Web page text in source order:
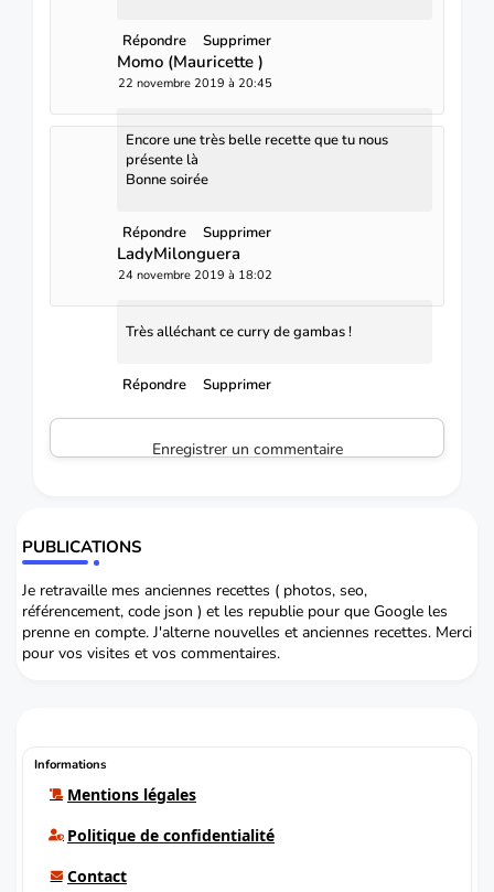
Répondre Supprimer
Momo (Mauricette )
22 novembre 2019 à 20:45
Encore une très belle recette que tu nous
présente là
Bonne soirée
Répondre Supprimer
LadyMilonguera
24 novembre 2019 à 18:02
Très alléchant ce curry de gambas !
Répondre Supprimer
Enregistrer un commentaire
PUBLICATIONS
Je retravaille mes anciennes recettes ( photos, seo,
référencement, code json ) et les republie pour que Google les
prenne en compte. J'alterne nouvelles et anciennes recettes. Merci
pour vos visites et vos commentaires.
Informations
Mentions légales
Politique de confidentialité
Contact